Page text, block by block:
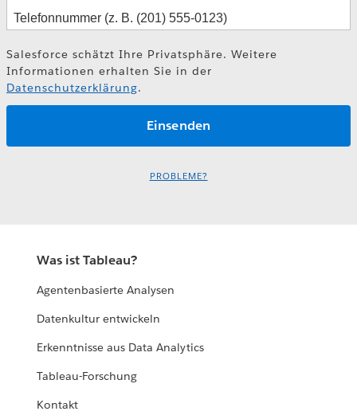
Salesforce schätzt Ihre Privatsphäre. Weitere
Informationen erhalten Sie in der
Datenschutzerklärung.
PROBLEME?
Was ist Tableau?
Agentenbasierte Analysen
Datenkultur entwickeln
Erkenntnisse aus Data Analytics
Tableau-Forschung
Kontakt